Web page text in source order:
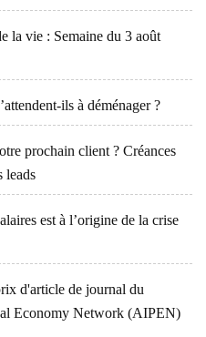
la vie : Semaine du 3 août
ils à déménager ?
prochain client ? Créances
leads
est à l’origine de la crise
d'article de journal du
Economy Network (AIPEN)